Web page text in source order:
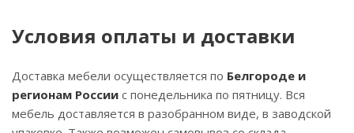
Условия оплаты и доставки
Доставка мебели осуществляется по Белгороде и
регионам России с понедельника по пятницу. Вся
мебель доставляется в разобранном виде, в заводской